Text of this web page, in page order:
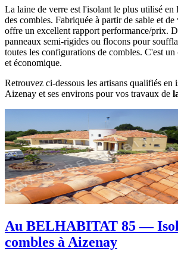
La laine de verre est l'isolant le plus utilisé en
des combles. Fabriquée à partir de sable et
offre un excellent rapport performance/prix.
panneaux semi-rigides ou flocons pour
toutes les configurations de combles. C'est
et économique.
Retrouvez ci-dessous les artisans qualifiés en
Aizenay et ses environs pour vos travaux de
Au BELHABITAT 85 —
combles à Aizenay